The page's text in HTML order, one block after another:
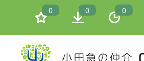
0 0 0